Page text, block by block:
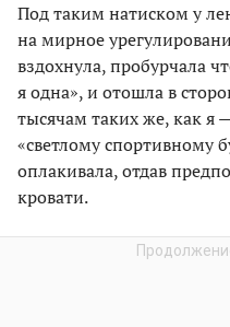
Под таким натиском у
на мирное
вздохнула, пробурчала
я одна», и отошла в
тысячам таких же, как я
«светлому спортивному
оплакивала, отдав
кровати.